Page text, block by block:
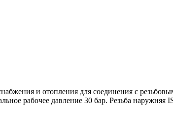
и отопления для соединения с
рабочее давление 30 бар. Резьба